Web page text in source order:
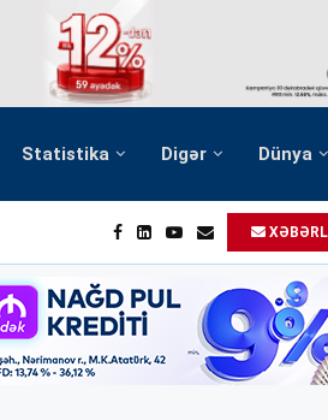
Statistika Digər Dünya